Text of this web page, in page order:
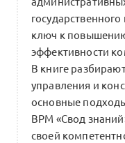
ключ к
эффективности
В книге
управления и
основные
ВРМ «Свод
своей